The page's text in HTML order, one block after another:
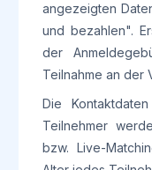
angezeigten
und bezahlen".
der
Teilnahme an der
Die
Teilnehmer
bzw. Live-